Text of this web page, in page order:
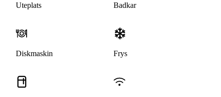
Uteplats Badkar
Diskmaskin Frys